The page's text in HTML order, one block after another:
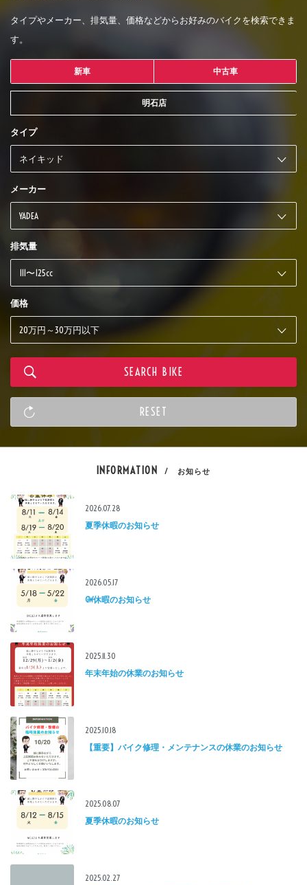
タイプやメーカー、排気量、価格などからお好みのバイクを検索できま
す。
新車 中古車
明石店
タイプ
メーカー
排気量
価格
INFORMATION / お知らせ
2026.07.28
夏季休暇のお知らせ
2026.05.17
GW休暇のお知らせ
2025.11.30
年末年始の休業のお知らせ
2025.10.18
【重要】バイク修理・メンテナンスの休業のお知らせ
2025.08.07
夏季休暇のお知らせ
2025.02.27